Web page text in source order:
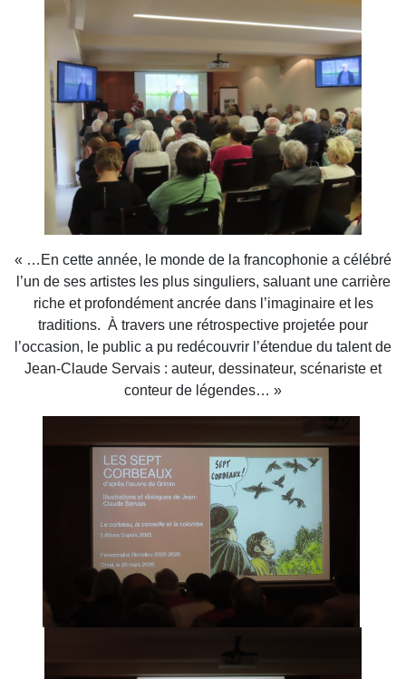
« …En cette année, le monde de la francophonie a célébré
l’un de ses artistes les plus singuliers, saluant une carrière
riche et profondément ancrée dans l’imaginaire et les
traditions. À travers une rétrospective projetée pour
l’occasion, le public a pu redécouvrir l’étendue du talent de
Jean-Claude Servais : auteur, dessinateur, scénariste et
conteur de légendes… »